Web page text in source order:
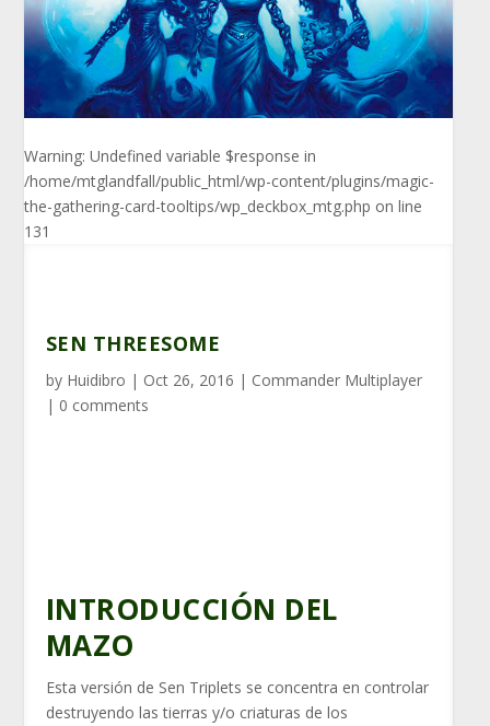
Warning: Undefined variable $response in
/home/mtglandfall/public_html/wp-content/plugins/magic-
the-gathering-card-tooltips/wp_deckbox_mtg.php on line
131
SEN THREESOME
by Huidibro | Oct 26, 2016 | Commander Multiplayer
| 0 comments
INTRODUCCIÓN DEL
MAZO
Esta versión de Sen Triplets se concentra en controlar
destruyendo las tierras y/o criaturas de los